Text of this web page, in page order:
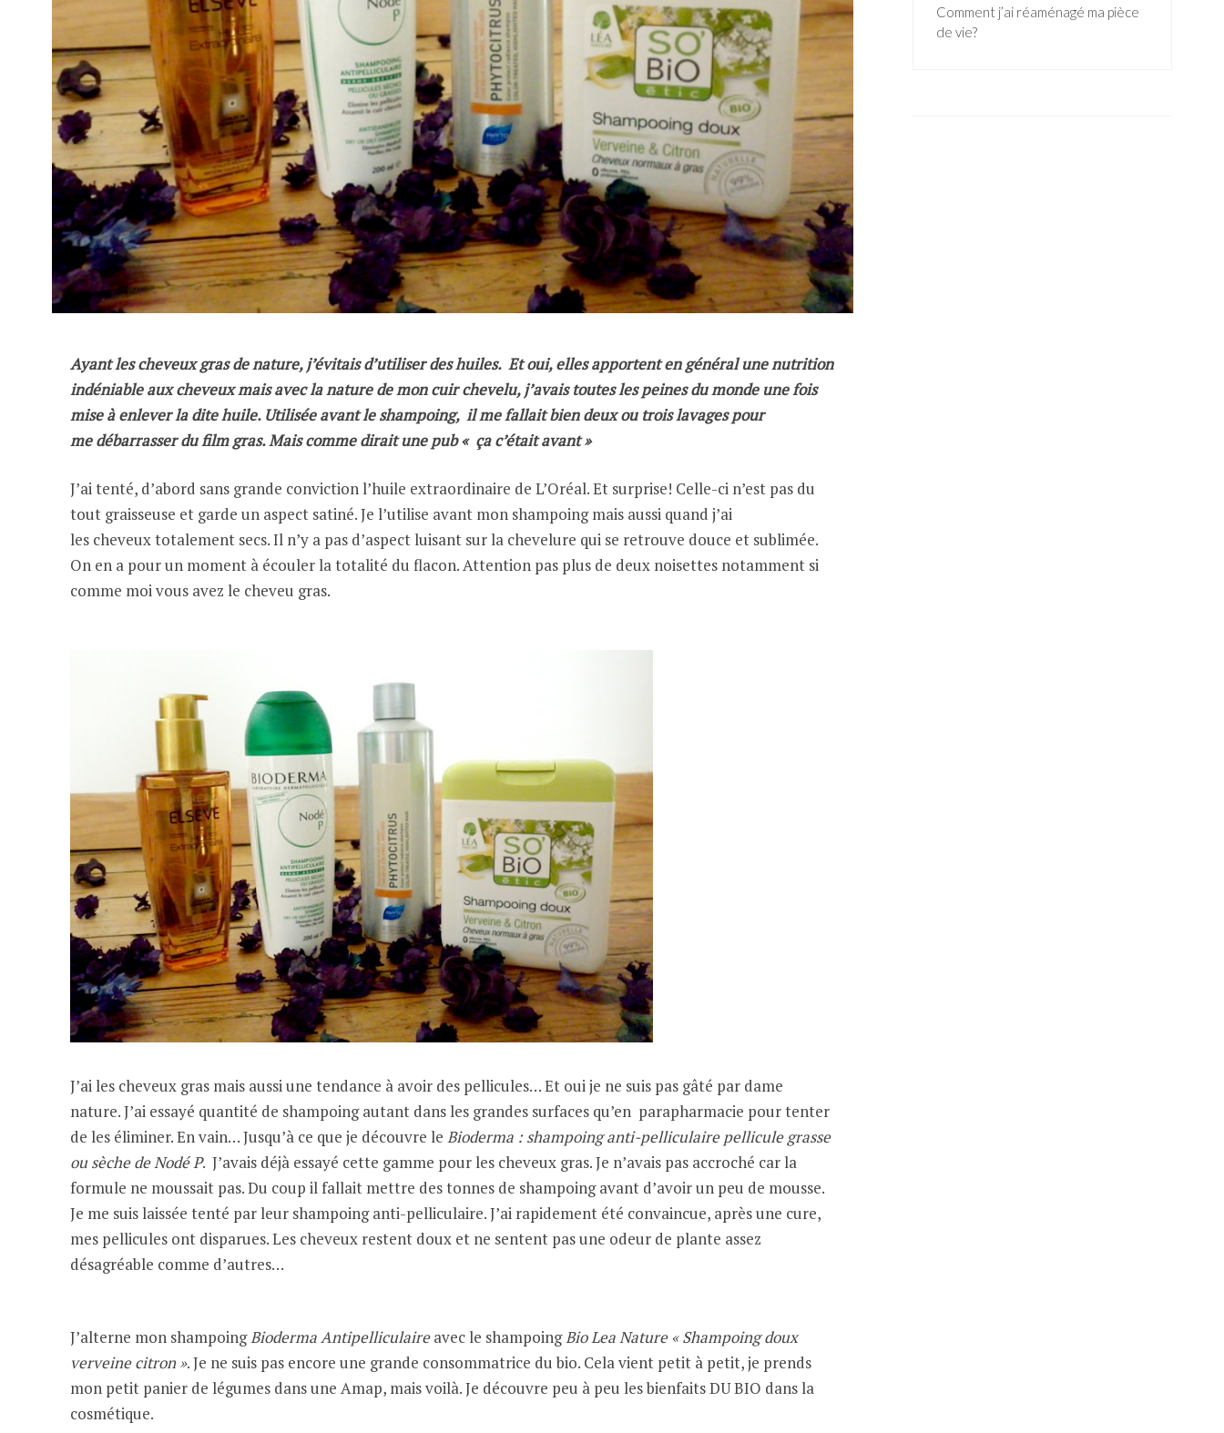
Ayant les cheveux gras de nature, j’évitais d’utiliser des huiles. Et oui, elles apportent en général une nutrition
indéniable aux cheveux mais avec la nature de mon cuir chevelu, j’avais toutes les peines du monde une fois
mise à enlever la dite huile. Utilisée avant le shampoing, il me fallait bien deux ou trois lavages pour
me débarrasser du film gras. Mais comme dirait une pub « ça c’était avant »
J’ai tenté, d’abord sans grande conviction l’huile extraordinaire de L’Oréal. Et surprise! Celle-ci n’est pas du
tout graisseuse et garde un aspect satiné. Je l’utilise avant mon shampoing mais aussi quand j’ai
les cheveux totalement secs. Il n’y a pas d’aspect luisant sur la chevelure qui se retrouve douce et sublimée.
On en a pour un moment à écouler la totalité du flacon. Attention pas plus de deux noisettes notamment si
comme moi vous avez le cheveu gras.
J’ai les cheveux gras mais aussi une tendance à avoir des pellicules… Et oui je ne suis pas gâté par dame
nature. J’ai essayé quantité de shampoing autant dans les grandes surfaces qu’en parapharmacie pour tenter
de les éliminer. En vain… Jusqu’à ce que je découvre le Bioderma : shampoing anti-pelliculaire pellicule grasse
ou sèche de Nodé P. J’avais déjà essayé cette gamme pour les cheveux gras. Je n’avais pas accroché car la
formule ne moussait pas. Du coup il fallait mettre des tonnes de shampoing avant d’avoir un peu de mousse.
Je me suis laissée tenté par leur shampoing anti-pelliculaire. J’ai rapidement été convaincue, après une cure,
mes pellicules ont disparues. Les cheveux restent doux et ne sentent pas une odeur de plante assez
désagréable comme d’autres…
J’alterne mon shampoingBioderma Antipelliculaireavec le shampoingBio Lea Nature « Shampoing doux
verveine citron ». Je ne suis pas encore une grande consommatrice du bio. Cela vient petit à petit, je prends
mon petit panier de légumes dans une Amap, mais voilà. Je découvre peu à peu les bienfaits DU BIO dans la
cosmétique.
Comment j’ai réaménagé ma pièce
de vie?